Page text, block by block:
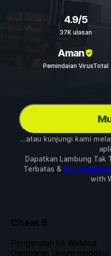
4.9/5
37K ulasan
Aman
Pemindaian VirusTotal
...atau kunjungi kami
Dapatkan Lambung Tak
Terbatas & 3 mod lainnya
with
Cheat 5
Pengenalan ke WeMod
Gambaran Umum